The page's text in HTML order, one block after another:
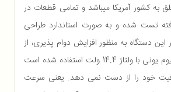
به کشور آمریکا میباشد و تمامی قطعات در
تست شده و به صورت استاندارد طراحی
این دستگاه به منظور افزایش دوام پذیری، از
باتری های جنس لیتیوم یونی با ولتاژ 14.4 ولت استفاده شده است
خود را از دست نمی دهد. یعنی سرعت